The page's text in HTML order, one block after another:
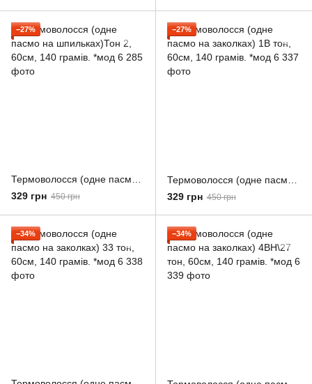
−27%
329 грн 450 грн
−27%
329 грн 450 грн
−34% −34%